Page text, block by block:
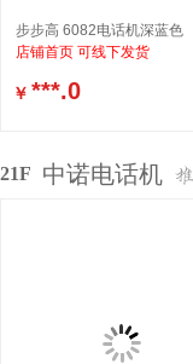
步步高 6082电话机深蓝色
店铺首页 可线下发货
￥ ***.0
21F 中诺电话机